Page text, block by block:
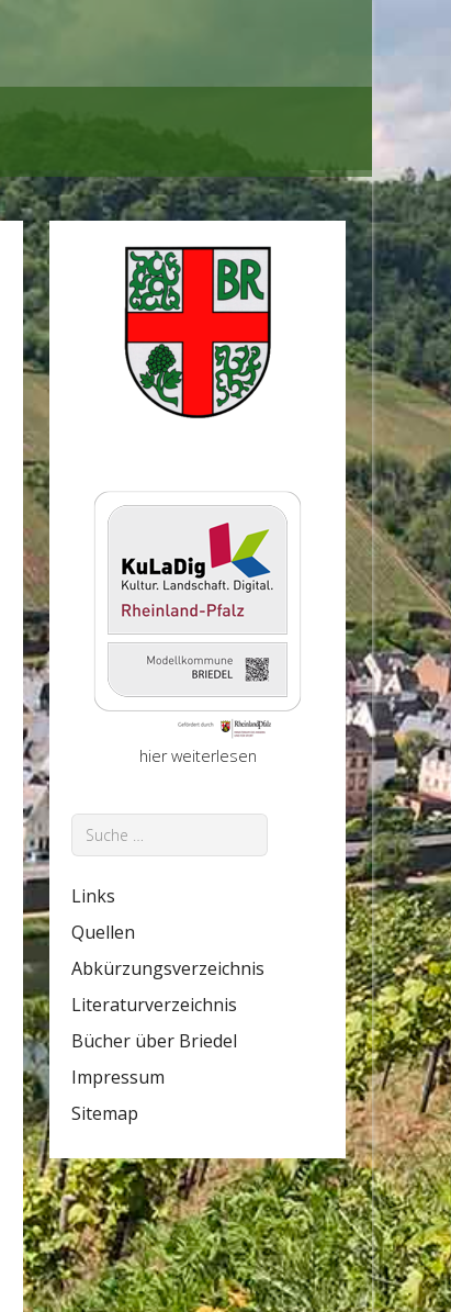
hier weiterlesen
Suchen
Links
Quellen
Abkürzungsverzeichnis
Literaturverzeichnis
Bücher über Briedel
Impressum
Sitemap